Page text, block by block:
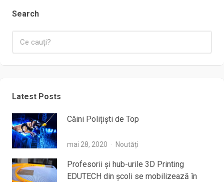
Search
Latest Posts
Câini Polițiști de Top
mai 28, 2020 Noutăți
Profesorii şi hub-urile 3D Printing
EDUTECH din şcoli se mobilizează în